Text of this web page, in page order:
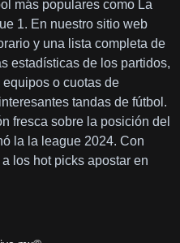
más populares como La
1. En nuestro sitio web
y una lista completa de
estadísticas de los partidos,
o cuotas de
tandas de fútbol.
fresca sobre la posición del
la la league 2024. Con
los hot picks apostar en